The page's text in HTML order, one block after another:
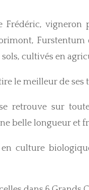
vigneron
cultivés en
le meilleur de
retrouve sur
belle longueur et
en culture